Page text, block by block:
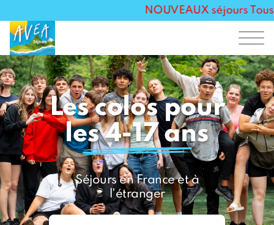
NOUVEAUX séjours
Les colos pour
les 4-17 ans
Séjours en France et à
l'étranger